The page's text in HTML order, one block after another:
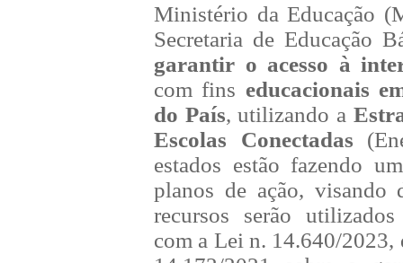
Ministério da Educação
Secretaria de Educação
garantir o acesso à
com fins educacionais
do País, utilizando a
Escolas Conectadas
estados estão fazendo
planos de ação, visando
recursos serão
com a Lei n. 14.640/2023,